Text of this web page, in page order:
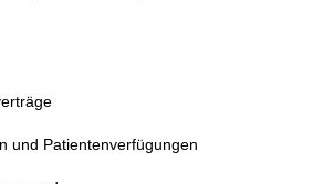
und Patientenverfügungen